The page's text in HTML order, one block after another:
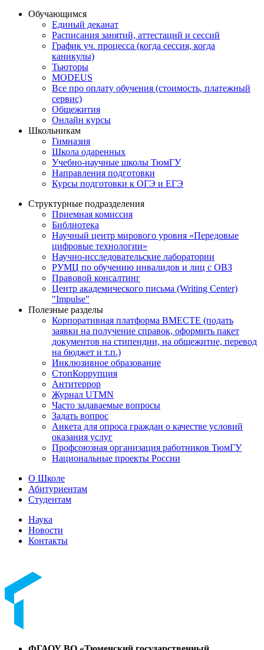
Обучающимся
Единый деканат
Расписания занятий, аттестаций и сессий
График уч. процесса (когда сессия, когда
каникулы)
Тьюторы
MODEUS
Все про оплату обучения (стоимость, платежный
сервис)
Общежития
Онлайн курсы
Школьникам
Гимназия
Школа одаренных
Учебно-научные школы ТюмГУ
Направления подготовки
Курсы подготовки к ОГЭ и ЕГЭ
Структурные подразделения
Приемная комиссия
Библиотека
Научный центр мирового уровня «Передовые
цифровые технологии»
Научно-исследовательские лаборатории
РУМЦ по обучению инвалидов и лиц с ОВЗ
Правовой консалтинг
Центр академического письма (Writing Center)
"Impulse"
Полезные разделы
Корпоративная платформа ВМЕСТЕ (подать
заявки на получение справок, оформить пакет
документов на стипендии, на общежитие, перевод
на бюджет и т.п.)
Инклюзивное образование
СтопКоррупция
Антитеррор
Журнал UTMN
Часто задаваемые вопросы
Задать вопрос
Анкета для опроса граждан о качестве условий
оказания услуг
Профсоюзная организация работников ТюмГУ
Национальные проекты России
О Школе
Абитуриентам
Студентам
Наука
Новости
Контакты